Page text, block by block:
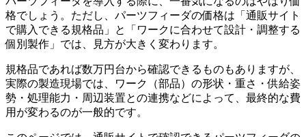
格でしょう。ただし、パーツフィーダの価格は「通販サイト
で購入できる規格品」と「ワークに合わせて設計・調整する
個別製作」では、見方が大きく変わります。
規格品であれば数万円台から確認できるものもありますが、
実際の製造現場では、ワーク（部品）の形状・重さ・供給姿
勢・処理能力・周辺装置との連携などによって、最終的な費
用が変わるのが一般的です。